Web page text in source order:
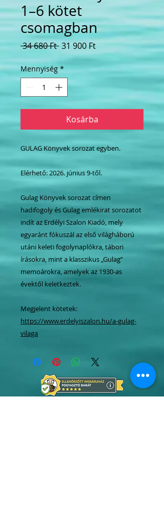
1–6 kötet
csomagban
34 680 Ft Szokásos
ár
31 900 FtAkciós
ár
Mennyiség *
Kosárba
GULAG Könyvek sorozat egyben.
Elérhető: 2026. június 9-től.
Gulag Könyvek sorozat címen
hadifogoly és Gulag emlékirat sorozatot
indít az Erdélyi Szalon Kiadó, mely
egyaránt fókuszál az első világháború
utáni keleti fogolynaplókra, tábori
írásokra, mint a klasszikus „Gulag”
memoárokra, amelyek az 1930-as
évektől keletkeztek.
Megjelent kötetek:
https://www.erdelyiszalon.hu/a-gulag-
vilaga